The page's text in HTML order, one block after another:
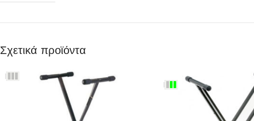
Σχετικά προϊόντα